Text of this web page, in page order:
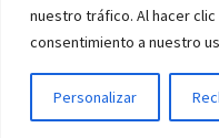
nuestro tráfico. Al hacer
consentimiento a nuestro
Personalizar
Espartanos del Cine - 2022